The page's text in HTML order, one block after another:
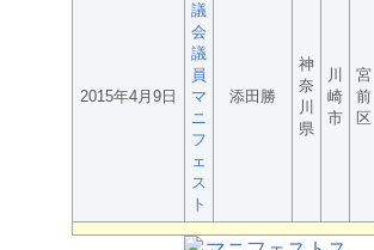
2015年4月9日
議
会
議
員
マ
ニ
フ
ェ
ス
ト
添田勝
神
奈
川
県
川
崎
市
宮
前
区